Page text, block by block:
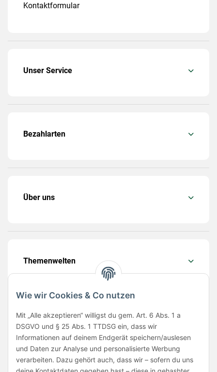
Wie wir Cookies & Co nutzen
Mit „Alle akzeptieren“ willigst du gem. Art. 6 Abs. 1 a
DSGVO und § 25 Abs. 1 TTDSG ein, dass wir
Informationen auf deinem Endgerät speichern/auslesen
und Daten zur Analyse und personalisierte Werbung
verarbeiten. Dazu gehört auch, dass wir – sofern du uns
Kontaktformular
Unser Service
Bezahlarten
Über uns
Themenwelten
Folge uns